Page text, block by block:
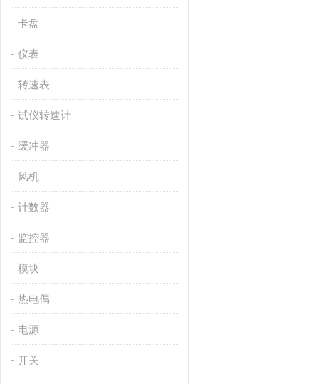
卡盘
仪表
转速表
试仪转速计
缓冲器
风机
计数器
监控器
模块
热电偶
电源
开关